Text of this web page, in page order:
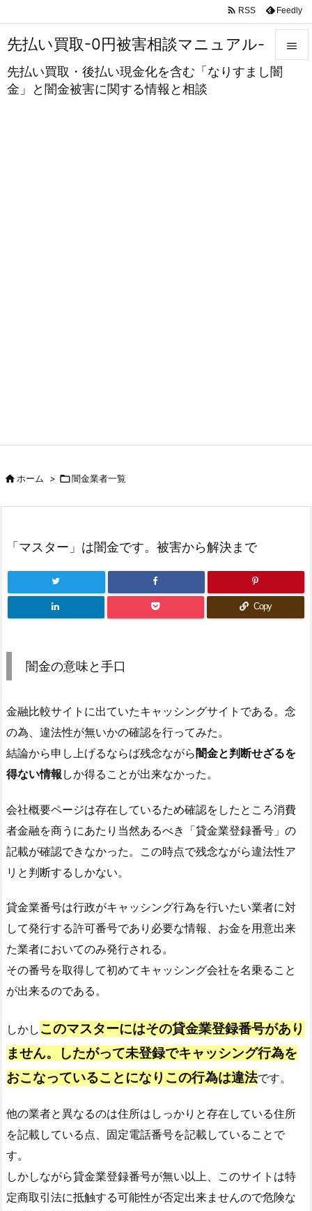
先払い買取-0円被害相談マニュアル-
先払い買取・後払い現金化を含む「なりすまし闇
金」と闇金被害に関する情報と相談

 RSS Feedly
 ホーム >  闇金業者一覧
「マスター」は闇金です。被害から解決まで
Copy
闇金の意味と手口
金融比較サイトに出ていたキャッシングサイトである。念
の為、違法性が無いかの確認を行ってみた。
結論から申し上げるならば残念ながら 闇金と判断せざるを
得ない情報 しか得ることが出来なかった。
会社概要ページは存在しているため確認をしたところ消費
者金融を商うにあたり当然あるべき「貸金業登録番号」の
記載が確認できなかった。この時点で残念ながら違法性ア
リと判断するしかない。
貸金業番号は行政がキャッシング行為を行いたい業者に対
して発行する許可番号であり必要な情報、お金を用意出来
た業者においてのみ発行される。
その番号を取得して初めてキャッシング会社を名乗ること
が出来るのである。
しかし このマスターにはその貸金業登録番号があり
ません。したがって未登録でキャッシング行為を
おこなっていることになりこの行為は違法です。
他の業者と異なるのは住所はしっかりと存在している住所
を記載している点、固定電話番号を記載していることで
す。
しかしながら貸金業登録番号が無い以上、このサイトは特
定商取引法に抵触する可能性が否定出来ませんので危険な